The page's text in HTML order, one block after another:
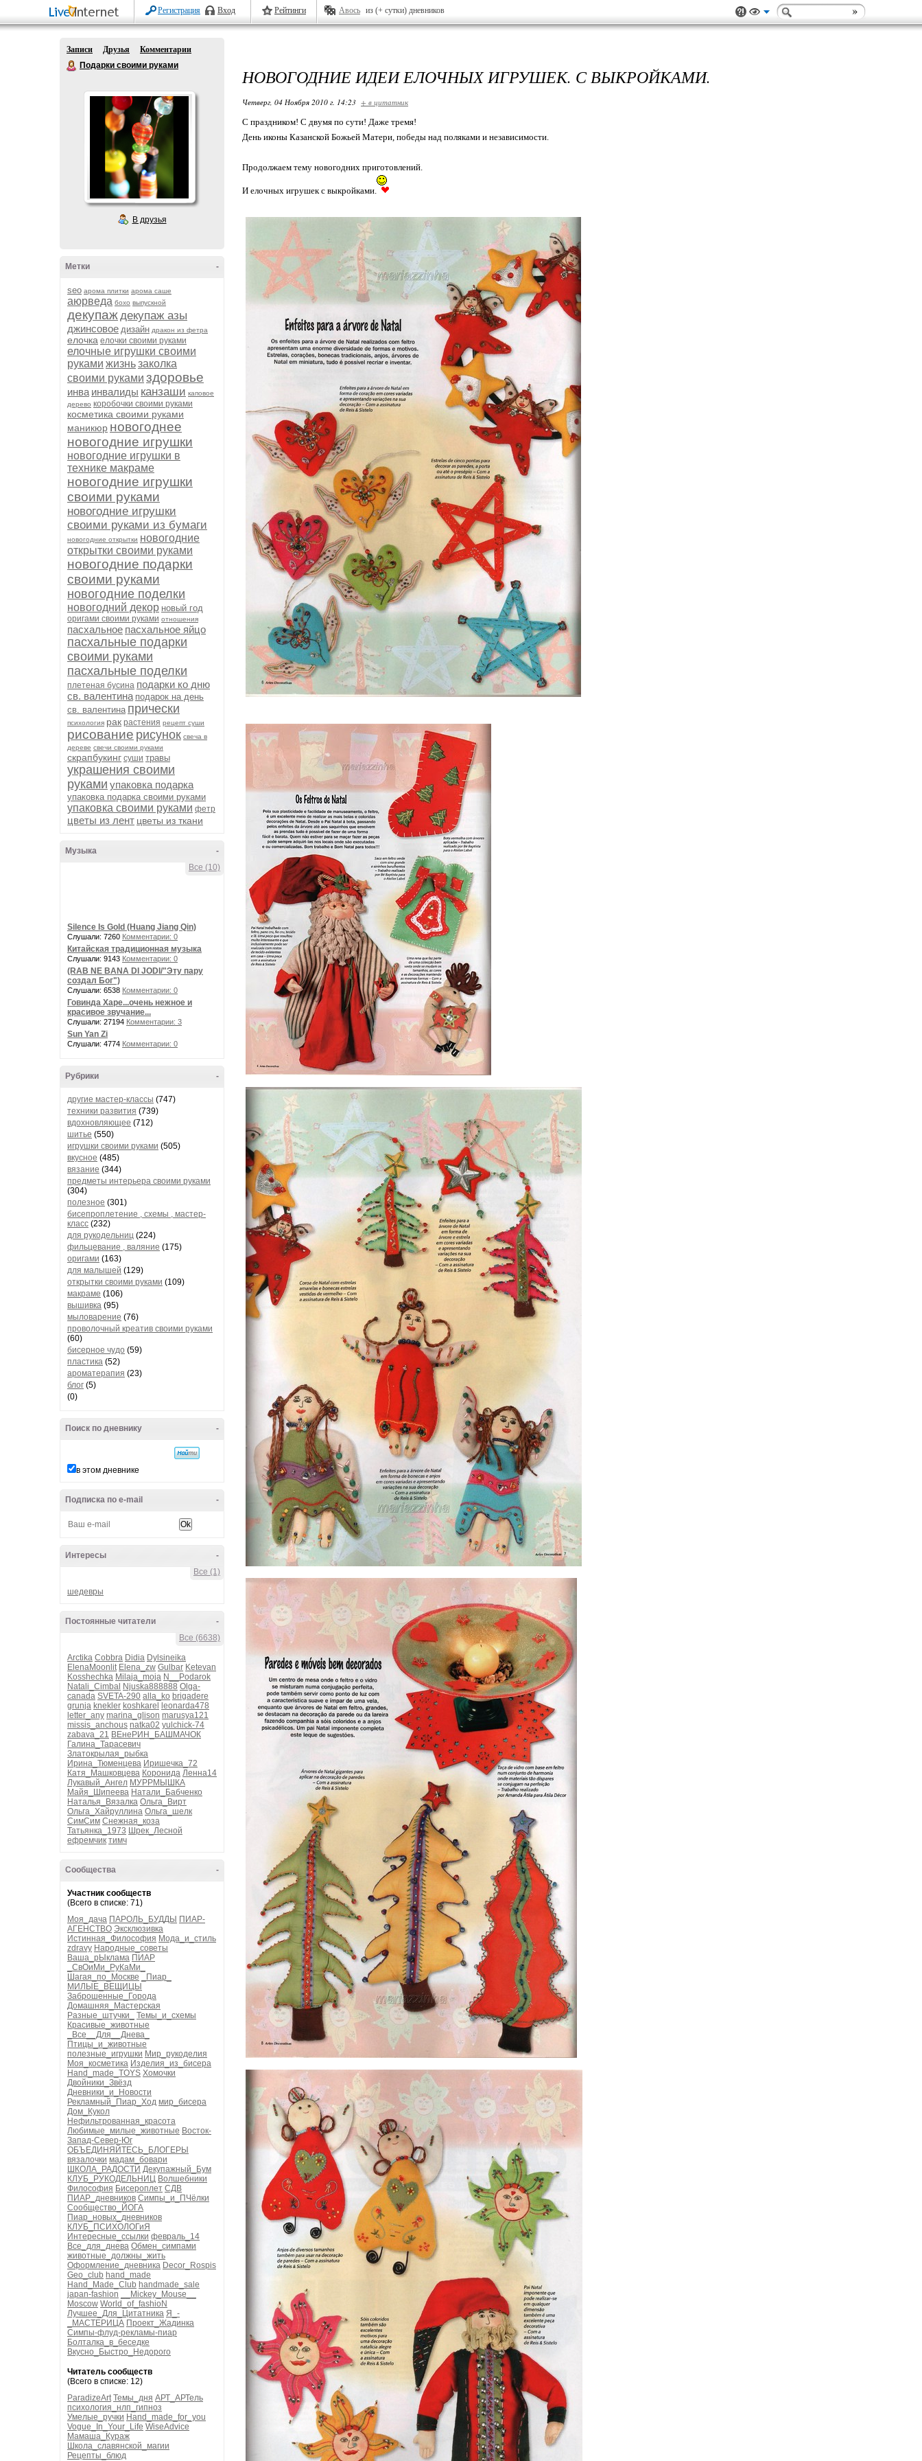
Регистрация Вход Рейтинги Авось из (+ сутки) дневников
Записи Друзья
Комментарии
Подарки своими руками
В друзья
-
Метки
seo арома плитки арома саше
аюрведа бохо выпускной
декупаждекупаж азы
джинсовое дизайн дракон из фетра
елочка елочки своими руками
елочные игрушки своими
руками жизньзаколка
своими руками здоровье
инва инвалиды канзаши каповое
дерево коробочки своими руками
косметика своими руками
маникюр новогоднее
новогодние игрушки
новогодние игрушки в
технике макраме
новогодние игрушки
своими руками
новогодние игрушки
своими руками из бумаги
новогодние открытки новогодние
открытки своими руками
новогодние подарки
своими руками
новогодние поделки
новогодний декор новый год
оригами своими руками отношения
пасхальное пасхальное яйцо
пасхальные подарки
своими руками
пасхальные поделки
плетеная бусина подарки ко дню
св. валентина подарок на день
св. валентина прически
психология рак растения рецепт суши
рисование рисунок свеча в
дереве свечи своими руками
скрапбукинг суши травы
украшения своими
руками упаковка подарка
упаковка подарка своими руками
упаковка своими руками фетр
цветы из лент цветы из ткани
-
Музыка
Все (10)
Silence Is Gold (Huang Jiang Qin)
Слушали: 7260 Комментарии: 0
Китайская традиционная музыка
Слушали: 9143 Комментарии: 0
(RAB NE BANA DI JODI/"Эту пару
создал Бог")
Слушали: 6538 Комментарии: 0
Говинда Харе...очень нежное и
красивое звучание...
Слушали: 27194 Комментарии: 3
Sun Yan Zi
Слушали: 4774 Комментарии: 0
-
Рубрики
другие мастер-классы (747)
техники развития (739)
вдохновляющее (712)
шитье (550)
игрушки своими руками (505)
вкусное (485)
вязание (344)
предметы интерьера своими руками
(304)
полезное (301)
бисепроплетение , схемы , мастер-
класс (232)
для рукодельниц (224)
фильцевание , валяние (175)
оригами (163)
для малышей (129)
открытки своими руками (109)
макраме (106)
вышивка (95)
мыловарение (76)
проволочный креатив своими руками
(60)
бисерное чудо (59)
пластика (52)
ароматерапия (23)
блог (5)
(0)
-
Поиск по дневнику
в этом дневнике
-
Подписка по e-mail
-
Интересы
Все (1)
шедевры
-
Постоянные читатели
Все (6638)
Arctika Cobbra Didia Dylsineika
ElenaMoonlit Elena_zw Gulbar Ketevan
Kosshechka Milaja_moja N__Podarok
Natali_Cimbal Njuska888888 Olga-
canada SVETA-290 alla_ko brigadere
grunja knekler koshkarel
leonarda478
letter_any marina_glison marusya121
missis_anchous natka02 yulchick-74
zabava_21 ВЕнеРИН_БАШМАЧОК
Галина_Тарасевич
Златокрылая_рыбка
Ирина_Тюменцева Иришечка_72
Катя_Машковцева Коронида Ленна14
Лукавый_Ангел МУРРМЫШКА
Майя_Шипеева Натали_Бабченко
Наталья_Вязалка Ольга_Вирт
Ольга_Хайруллина Ольга_шелк
СимСим Снежная_коза
Татьянка_1973 Шрек_Лесной
ефремчик тимч
-
Сообщества
Участник сообществ
(Всего в списке: 71)
Моя_дача ПАРОЛЬ_БУДДЫ ПИАР-
АГЕНСТВО Эксклюзивка
Истинная_Философия Мода_и_стиль
zdravy Народные_советы
Ваша_рЫклама ПИАР
_СвОиМи_РуКаМи_
Шагая_по_Москве
_Пиар_
МИЛЫЕ_ВЕЩИЦЫ
Заброшенные_Города
Домашняя_Мастерская
Разные_штучки_
Темы_и_схемы
Красивые_животные
_Все__Для__Днева_
Птицы_и_животные
полезные_игрушки Мир_рукоделия
Моя_косметика Изделия_из_бисера
Hand_made_TOYS Хомочки
Двойники_Звёзд
Дневники_и_Новости
Рекламный_Пиар_Ход мир_бисера
Дом_Кукол
Нефильтрованная_красота
Любимые_милые_животные Восток-
Запад-Север-Юг
ОБЪЕДИНЯЙТЕСЬ_БЛОГЕРЫ
вязалочки мадам_бовари
ШКОЛА_РАДОСТИ Декупажный_Бум
КЛУБ_РУКОДЕЛЬНИЦ Волшебники
Философия Бисероплет СДВ
ПИАР_дневников Симпы_и_ПЧёлки
Сообщество_ЙОГА
Пиар_новых_дневников
КЛУБ_ПСИХОЛОГиЯ
Интересные_ссылки февраль_14
Все_для_днева Обмен_симпами
животные_должны_жить
Оформление_дневника Decor_Rospis
Geo_club hand_made
Hand_Made_Club handmade_sale
japan-fashion
__Mickey_Mouse__
Moscow World_of_fashioN
Лучшее_Для_Цитатника Я_-
_МАСТЕРИЦА Проект_Жадинка
Симпы-флуд-рекламы-пиар
Болталка_в_беседке
Вкусно_Быстро_Недорого
Читатель сообществ
(Всего в списке: 12)
ParadizeArt Темы_дня АРТ_АРТель
психология_нлп_гипноз
Умелые_ручки Hand_made_for_you
Vogue_In_Your_Life WiseAdvice
Мамаша_Кураж
Школа_славянской_магии
Рецепты_блюд
НОВОГОДНИЕ ИДЕИ ЕЛОЧНЫХ ИГРУШЕК. С ВЫКРОЙКАМИ.
Четверг, 04 Ноября 2010 г. 14:23 + в цитатник
С праздником! С двумя по сути! Даже тремя!
День иконы Казанской Божьей Матери, победы над поляками и независимости.
Продолжаем тему новогодних приготовлений.
И елочных игрушек с выкройками.